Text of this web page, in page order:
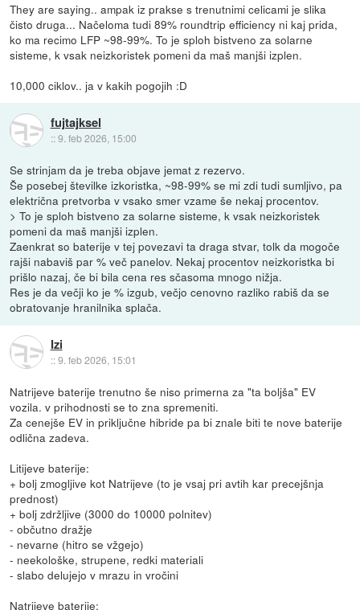
They are saying.. ampak iz prakse s trenutnimi celicami je slika
čisto druga... Načeloma tudi 89% roundtrip efficiency ni kaj prida,
ko ma recimo LFP ~98-99%. To je sploh bistveno za solarne
sisteme, k vsak neizkoristek pomeni da maš manjši izplen.
10,000 ciklov.. ja v kakih pogojih :D
fujtajksel
::9. feb 2026, 15:00
Se strinjam da je treba objave jemat z rezervo.
Še posebej številke izkoristka, ~98-99% se mi zdi tudi sumljivo, pa
električna pretvorba v vsako smer vzame še nekaj procentov.
> To je sploh bistveno za solarne sisteme, k vsak neizkoristek
pomeni da maš manjši izplen.
Zaenkrat so baterije v tej povezavi ta draga stvar, tolk da mogoče
rajši nabaviš par % več panelov. Nekaj procentov neizkoristka bi
prišlo nazaj, če bi bila cena res sčasoma mnogo nižja.
Res je da večji ko je % izgub, večjo cenovno razliko rabiš da se
obratovanje hranilnika splača.
Izi
::9. feb 2026, 15:01
Natrijeve baterije trenutno še niso primerna za "ta boljša" EV
vozila. v prihodnosti se to zna spremeniti.
Za cenejše EV in priključne hibride pa bi znale biti te nove baterije
odlična zadeva.
Litijeve baterije:
+ bolj zmogljive kot Natrijeve (to je vsaj pri avtih kar precejšnja
prednost)
+ bolj zdržljive (3000 do 10000 polnitev)
- občutno dražje
- nevarne (hitro se vžgejo)
- neekološke, strupene, redki materiali
- slabo delujejo v mrazu in vročini
Natrijeve baterije: